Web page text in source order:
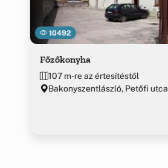
10492
Főzőkonyha
107 m-re az értesítéstől
Bakonyszentlászló, Petőfi utca